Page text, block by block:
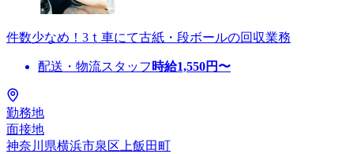
件数少なめ！3ｔ車にて古紙・段ボールの回収業務
配送・物流スタッフ 時給1,550円〜
勤務地
面接地
神奈川県横浜市泉区上飯田町